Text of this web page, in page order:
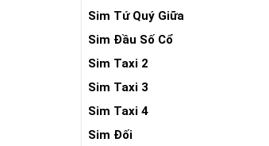
Sim Tứ Quý Giữa
Sim Đầu Số Cổ
Sim Taxi 2
Sim Taxi 3
Sim Taxi 4
Sim Đối